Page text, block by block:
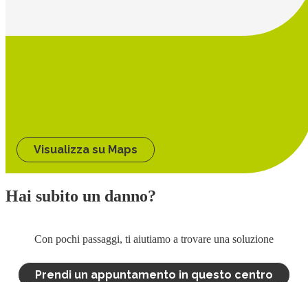
Visualizza su Maps
Hai subito un danno?
Con pochi passaggi, ti aiutiamo a trovare una soluzione
Prendi un appuntamento in questo centro